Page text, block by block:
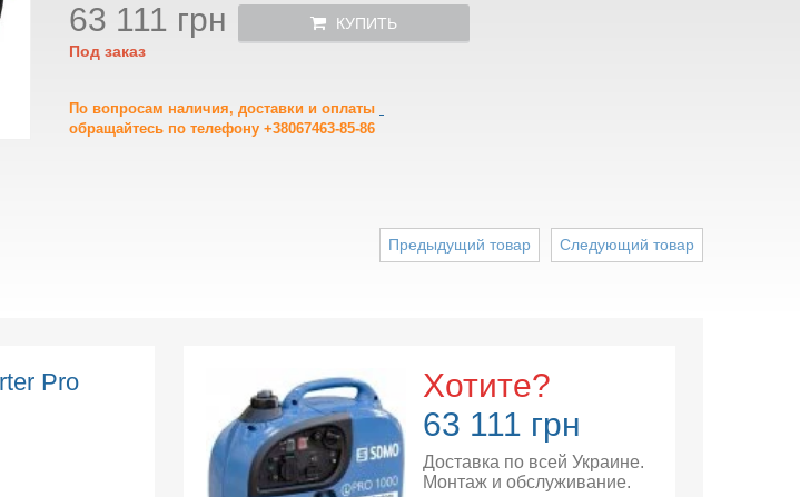
63 111 грн
Под заказ
КУПИТЬ
По вопросам наличия, доставки и оплаты
обращайтесь по телефону +38067463-85-86
Следующий товар
Предыдущий товар
Pro
Хотите?
63 111 грн
Доставка по всей Украине.
Монтаж и обслуживание.